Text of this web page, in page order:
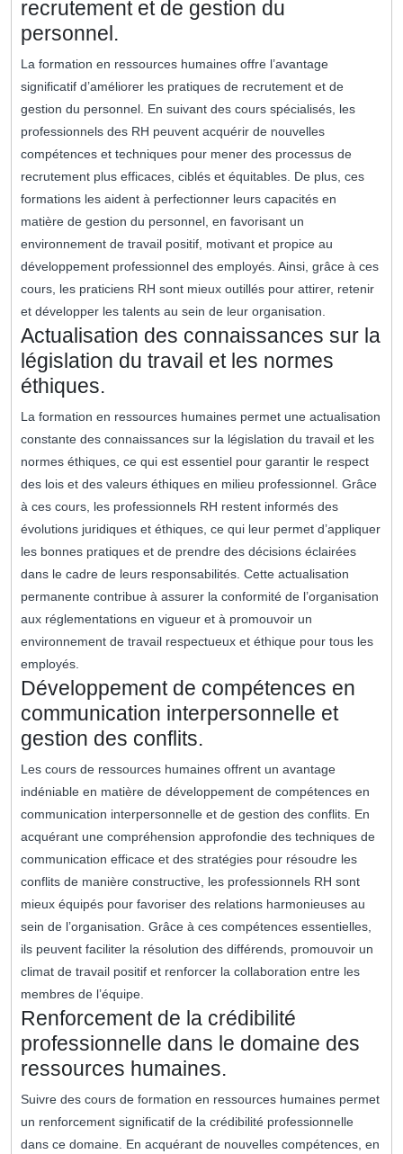
recrutement et de gestion du
personnel.
La formation en ressources humaines offre l’avantage
significatif d’améliorer les pratiques de recrutement et de
gestion du personnel. En suivant des cours spécialisés, les
professionnels des RH peuvent acquérir de nouvelles
compétences et techniques pour mener des processus de
recrutement plus efficaces, ciblés et équitables. De plus, ces
formations les aident à perfectionner leurs capacités en
matière de gestion du personnel, en favorisant un
environnement de travail positif, motivant et propice au
développement professionnel des employés. Ainsi, grâce à ces
cours, les praticiens RH sont mieux outillés pour attirer, retenir
et développer les talents au sein de leur organisation.
Actualisation des connaissances sur la
législation du travail et les normes
éthiques.
La formation en ressources humaines permet une actualisation
constante des connaissances sur la législation du travail et les
normes éthiques, ce qui est essentiel pour garantir le respect
des lois et des valeurs éthiques en milieu professionnel. Grâce
à ces cours, les professionnels RH restent informés des
évolutions juridiques et éthiques, ce qui leur permet d’appliquer
les bonnes pratiques et de prendre des décisions éclairées
dans le cadre de leurs responsabilités. Cette actualisation
permanente contribue à assurer la conformité de l’organisation
aux réglementations en vigueur et à promouvoir un
environnement de travail respectueux et éthique pour tous les
employés.
Développement de compétences en
communication interpersonnelle et
gestion des conflits.
Les cours de ressources humaines offrent un avantage
indéniable en matière de développement de compétences en
communication interpersonnelle et de gestion des conflits. En
acquérant une compréhension approfondie des techniques de
communication efficace et des stratégies pour résoudre les
conflits de manière constructive, les professionnels RH sont
mieux équipés pour favoriser des relations harmonieuses au
sein de l’organisation. Grâce à ces compétences essentielles,
ils peuvent faciliter la résolution des différends, promouvoir un
climat de travail positif et renforcer la collaboration entre les
membres de l’équipe.
Renforcement de la crédibilité
professionnelle dans le domaine des
ressources humaines.
Suivre des cours de formation en ressources humaines permet
un renforcement significatif de la crédibilité professionnelle
dans ce domaine. En acquérant de nouvelles compétences, en